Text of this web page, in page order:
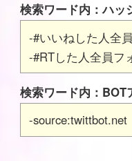
検索ワード内：ハッ
-#いいねした人全
-#RTした人全員フ
検索ワード内：BOT
-source:twittbot.net